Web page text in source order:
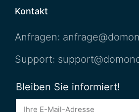
Kontakt
Anfragen:
Support:
Bleiben Sie informiert!